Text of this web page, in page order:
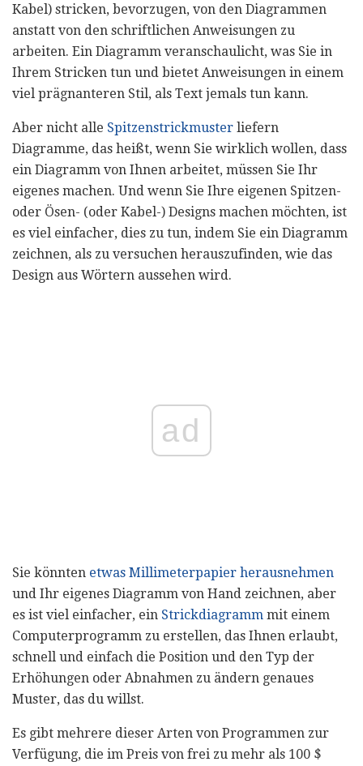
Kabel) stricken, bevorzugen, von den Diagrammen
anstatt von den schriftlichen Anweisungen zu
arbeiten. Ein Diagramm veranschaulicht, was Sie in
Ihrem Stricken tun und bietet Anweisungen in einem
viel prägnanteren Stil, als Text jemals tun kann.
Aber nicht alle Spitzenstrickmuster liefern
Diagramme, das heißt, wenn Sie wirklich wollen, dass
ein Diagramm von Ihnen arbeitet, müssen Sie Ihr
eigenes machen. Und wenn Sie Ihre eigenen Spitzen-
oder Ösen- (oder Kabel-) Designs machen möchten, ist
es viel einfacher, dies zu tun, indem Sie ein Diagramm
zeichnen, als zu versuchen herauszufinden, wie das
Design aus Wörtern aussehen wird.
ad
Sie könnten etwas Millimeterpapier herausnehmen
und Ihr eigenes Diagramm von Hand zeichnen, aber
es ist viel einfacher, ein Strickdiagramm mit einem
Computerprogramm zu erstellen, das Ihnen erlaubt,
schnell und einfach die Position und den Typ der
Erhöhungen oder Abnahmen zu ändern genaues
Muster, das du willst.
Es gibt mehrere dieser Arten von Programmen zur
Verfügung, die im Preis von frei zu mehr als 100 $